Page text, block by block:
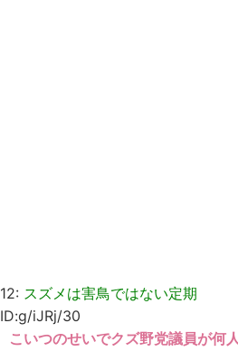
12: スズメは害鳥ではない定期
ID:g/iJRj/30
こいつのせいでクズ野党議員が何